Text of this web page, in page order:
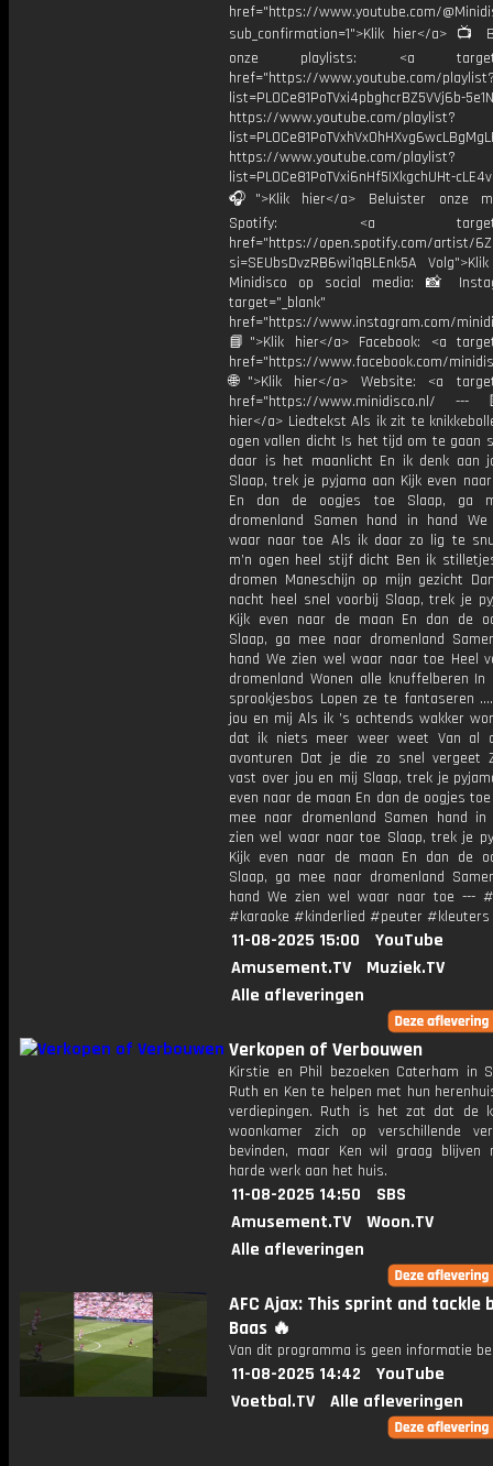
href="https://www.youtube.com/
sub_confirmation=1">Klik hier</a> 📺
onze playlists: <a
href="https://www.youtube.com/
list=PL0Ce81PoTVxi4pbghcrBZ5VVj6b-
https://www.youtube.com/playlist?
https://www.youtube.com/playlist?
list=PL0Ce81PoTVxi6nHf5IXkgchUHt-
🎧">Klik hier</a> Beluister onze
Spotify: <a
href="https://open.spotify.com/artist/
si=SEUbsDvzRB6wi1qBLEnk5A
Minidisco op social media: 📸
target="_blank"
href="https://www.instagram.com/
📘">Klik hier</a> Facebook: <a
href="https://www.facebook.com/
🌐">Klik hier</a> Website: <a
href="https://www.minidisco.nl/ ---
hier</a> Liedtekst Als ik zit te
ogen vallen dicht Is het tijd om te gaan
daar is het maanlicht En ik denk aan
Slaap, trek je pyjama aan Kijk even
En dan de oogjes toe Slaap, ga
dromenland Samen hand in hand
waar naar toe Als ik daar zo lig te
m’n ogen heel stijf dicht Ben ik
dromen Maneschijn op mijn gezicht
nacht heel snel voorbij Slaap, trek je
Kijk even naar de maan En dan de
Slaap, ga mee naar dromenland
hand We zien wel waar naar toe Heel
dromenland Wonen alle knuffelberen
sprookjesbos Lopen ze te fantaseren
jou en mij Als ik ’s ochtends wakker
dat ik niets meer weer weet Van al
avonturen Dat je die zo snel vergeet
vast over jou en mij Slaap, trek je
even naar de maan En dan de oogjes
mee naar dromenland Samen hand in
zien wel waar naar toe Slaap, trek je
Kijk even naar de maan En dan de
Slaap, ga mee naar dromenland
hand We zien wel waar naar toe ---
#karaoke #kinderlied #peuter #kleuters
11-08-2025 15:00
YouTube
Amusement.TV
Muziek.TV
Alle afleveringen
Verkopen of Verbouwen
Kirstie en Phil bezoeken Caterham in
Ruth en Ken te helpen met hun
verdiepingen. Ruth is het zat dat de
woonkamer zich op verschillende
bevinden, maar Ken wil graag blijven
harde werk aan het huis.
11-08-2025 14:50
SBS
Amusement.TV
Woon.TV
Alle afleveringen
AFC Ajax: This sprint and tackle
Baas 🔥
Van dit programma is geen informatie
11-08-2025 14:42
YouTube
Voetbal.TV
Alle afleveringen